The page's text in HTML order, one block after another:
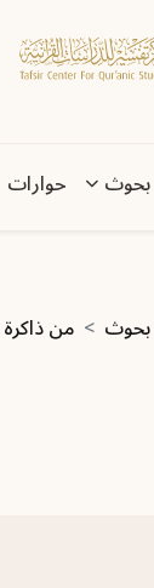
بحوث حوارات
بحوث من